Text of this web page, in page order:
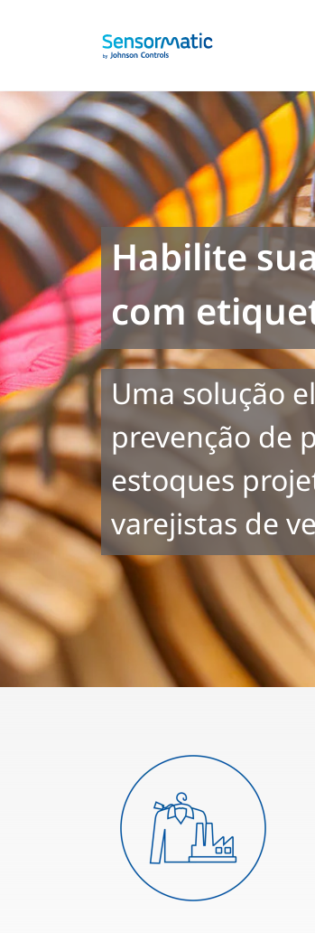
Habilite
com
Uma solução
prevenção de
estoques
varejistas de